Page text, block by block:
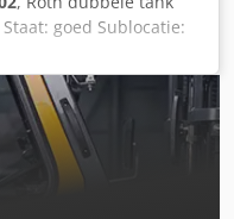
goed Sublocatie: